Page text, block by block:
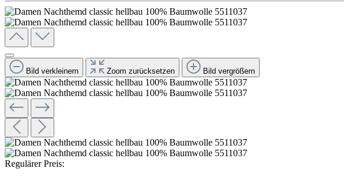
Bild verkleinern Zoom zurücksetzen Bild vergrößern
Regulärer Preis: